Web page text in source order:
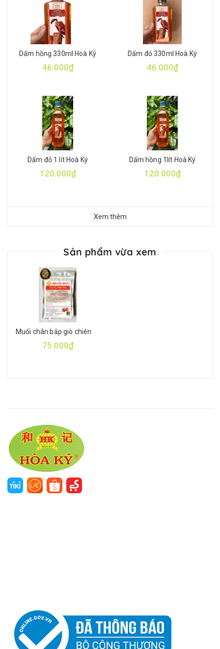
Dấm hồng 330ml Hoà Ký
46.000₫
Dấm đỏ 330ml Hoà Ký
46.000₫
Dấm đỏ 1 lít Hoà Ký
120.000₫
Dấm hồng 1lít Hoà Ký
120.000₫
Xem thêm
Sản phẩm vừa xem
75.000₫